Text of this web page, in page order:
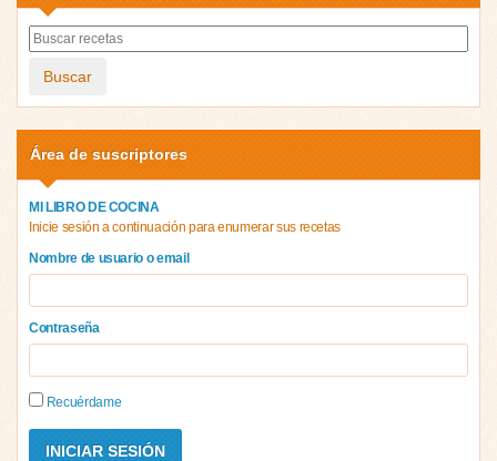
Buscar
Área de suscriptores
MI LIBRO DE COCINA
Inicie sesión a continuación para enumerar sus recetas
Nombre de usuario o email
Contraseña
Recuérdame